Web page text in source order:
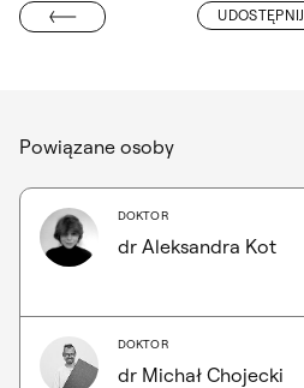
UDOSTĘPNIJ
GRAFIKI
Powiązane osoby
DOKTOR
dr Aleksandra Kot
DOKTOR
dr Michał Chojecki